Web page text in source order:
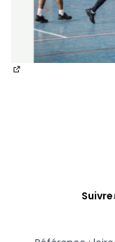
Suivre